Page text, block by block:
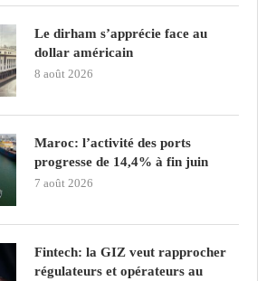
Le dirham s’apprécie face au
dollar américain
8 août 2026
Maroc: l’activité des ports
progresse de 14,4% à fin juin
7 août 2026
Fintech: la GIZ veut rapprocher
régulateurs et opérateurs au